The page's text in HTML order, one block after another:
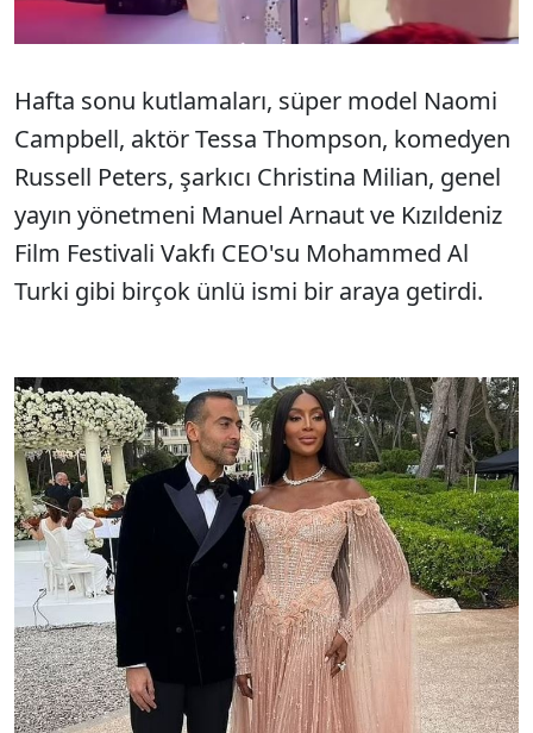
Hafta sonu kutlamaları, süper model Naomi
Campbell, aktör Tessa Thompson, komedyen
Russell Peters, şarkıcı Christina Milian, genel
yayın yönetmeni Manuel Arnaut ve Kızıldeniz
Film Festivali Vakfı CEO'su Mohammed Al
Turki gibi birçok ünlü ismi bir araya getirdi.